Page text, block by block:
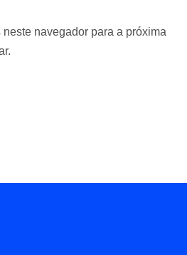
navegador para a próxima